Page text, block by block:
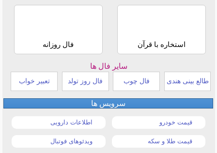
استخاره با قرآن فال روزانه
سایر فال ها
طالع بینی هندی فال چوب فال روز تولد تعبیر خواب
سرویس ها
قیمت خودرو اطلاعات دارویی
قیمت طلا و سکه ویدئوهای فوتبال